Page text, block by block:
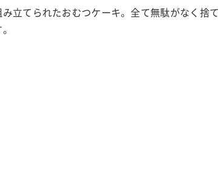
立てられたおむつケーキ。全て無駄がなく捨て